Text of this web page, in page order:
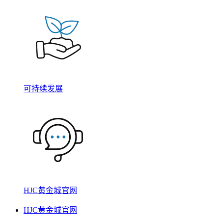
可持续发展
HJC黄金城官网
HJC黄金城官网